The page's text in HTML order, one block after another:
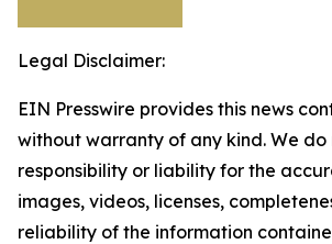
Legal Disclaimer:
EIN Presswire provides this news
without warranty of any kind. We
responsibility or liability for the
images, videos, licenses,
reliability of the information